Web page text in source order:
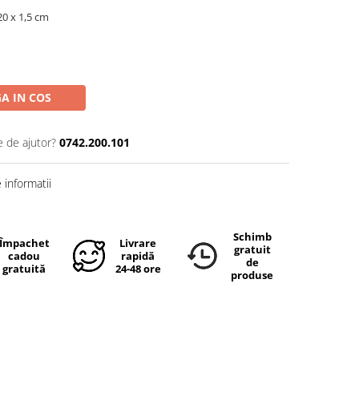
x 1,5cm
IN COS
de ajutor? 0742.200.101
informatii
cadou
gratuită
Livrare
rapidă
24-48 ore
Schimb
gratuit
de
produse